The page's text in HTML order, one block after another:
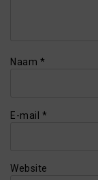
Naam *
E-mail *
Website